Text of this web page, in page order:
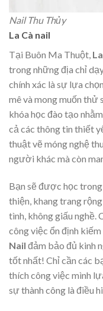
Nail Thu Thủy
La Cà nail
Tại Buôn Ma Thuột,
trong những địa chỉ
chính xác là sự lựa
mê và mong muốn thử
khóa học đào tạo
cả các thông tin thiết
thuật vẽ móng nghệ
người khác mà còn
Bạn sẽ được học
thiện, khang trang
tình, không giấu nghề.
công việc ổn định
Nail đảm bảo đủ kinh
tốt nhất! Chỉ cần các
thích công việc mình
sự thành công là điều